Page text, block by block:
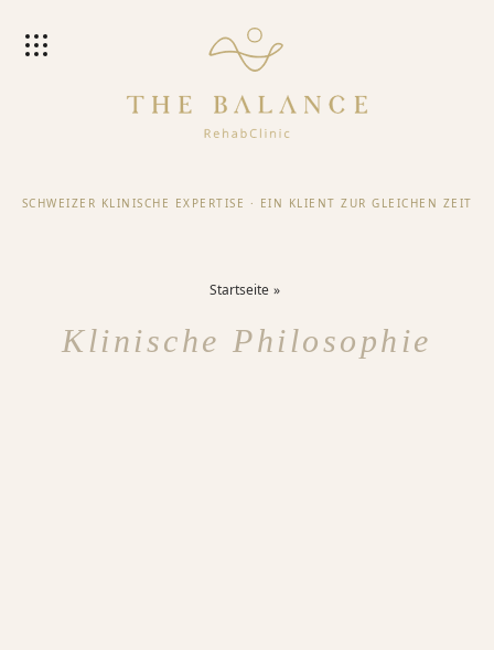
SCHWEIZER KLINISCHE EXPERTISE · EIN KLIENT ZUR GLEICHEN ZEIT
Startseite
Klinische Philosophie